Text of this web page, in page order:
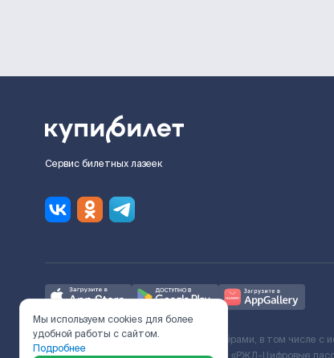
Сервис билетных лазеек
Ж/Д билеты предоставляются партнёрами, в том числе с
Мы используем cookies для более
удобной работы с сайтом.
Подробнее